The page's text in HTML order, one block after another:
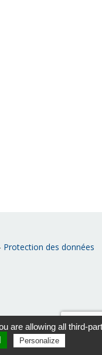
Protection des données
are allowing all third-
Personalize